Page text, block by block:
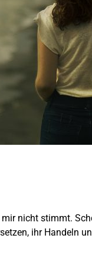
nicht stimmt.
ihr Handeln